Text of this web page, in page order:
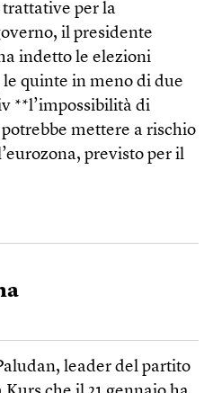
per la
il presidente
indetto le elezioni
quinte in meno di due
**l’impossibilità di
mettere a rischio
previsto per il
leader del partito